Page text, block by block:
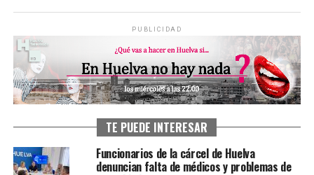
PUBLICIDAD
TE PUEDE INTERESAR
Funcionarios de la cárcel de Huelva
denuncian falta de médicos y problemas de